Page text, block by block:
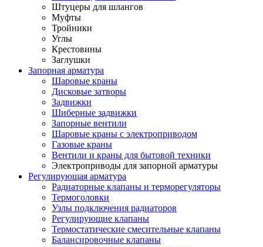
Штуцеры для шлангов
Муфты
Тройники
Углы
Крестовины
Заглушки
Запорная арматура
Шаровые краны
Дисковые затворы
Задвижки
Шиберные задвижки
Запорные вентили
Шаровые краны с электроприводом
Газовые краны
Вентили и краны для бытовой техники
Электроприводы для запорной арматуры
Регулирующая арматура
Радиаторные клапаны и терморегуляторы
Термоголовки
Узлы подключения радиаторов
Регулирующие клапаны
Термостатические смесительные клапаны
Балансировочные клапаны